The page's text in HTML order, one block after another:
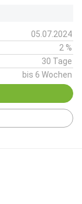
05.07.2024
2 %
30 Tage
bis 6 Wochen